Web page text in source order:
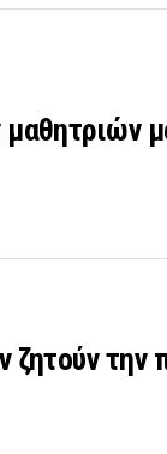
ζητούν